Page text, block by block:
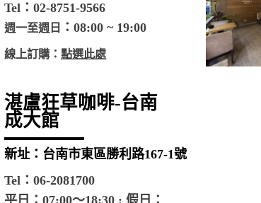
Tel：02-8751-9566
週一至週日 ：08:00 ~ 19:00
線上訂購： 點選此處
湛盧狂草咖啡-台南
成大館
新址：台南市東區勝利路167-1號
Tel：06-2081700